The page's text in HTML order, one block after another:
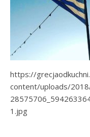
https://
content/uploads/
1.jpg